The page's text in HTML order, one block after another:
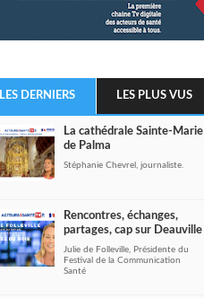
LES DERNIERS LES PLUS VUS
La cathédrale Sainte-Marie
de Palma
Stéphanie Chevrel, journaliste.
Rencontres, échanges,
partages, cap sur Deauville
Julie de Folleville, Présidente du
Festival de la Communication
Santé